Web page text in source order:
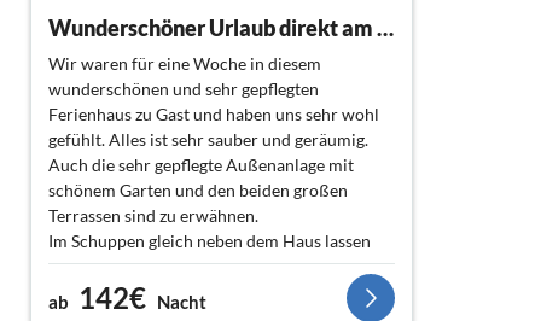
Wunderschöner Urlaub direkt am See
Wir waren für eine Woche in diesem
wunderschönen und sehr gepflegten
Ferienhaus zu Gast und haben uns sehr wohl
gefühlt. Alles ist sehr sauber und geräumig.
Auch die sehr gepflegte Außenanlage mit
schönem Garten und den beiden großen
Terrassen sind zu erwähnen.
Im Schuppen gleich neben dem Haus lassen
sich sämtliches Zubehör wie z.B.
Angelequipment problemlos verstauen.
ab 142€ Nacht